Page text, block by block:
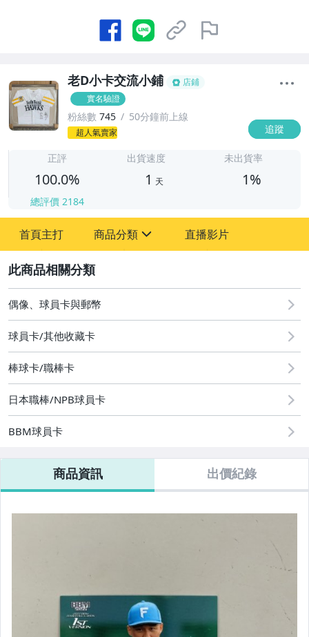
老D小卡交流小鋪
店鋪
實名驗證
粉絲數 745 50分鐘前上線
超人氣賣家 追蹤
正評
100.0%
總評價 2184
出貨速度
1 天
未出貨率
1%
首頁主打 商品分類
其它
直播影片
偶像、球員卡與郵幣
球員卡/其他收藏卡
棒球卡/職棒卡
日本職棒/NPB球員卡
BBM球員卡
商品資訊 出價紀錄